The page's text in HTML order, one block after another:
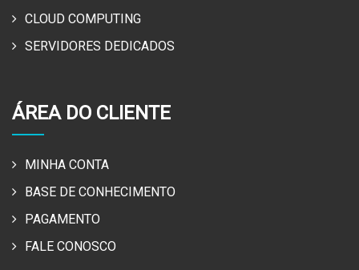
CLOUD COMPUTING
SERVIDORES DEDICADOS
ÁREA DO CLIENTE
MINHA CONTA
BASE DE CONHECIMENTO
PAGAMENTO
FALE CONOSCO